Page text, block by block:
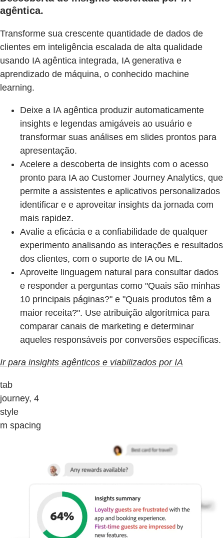
agêntica.
Transforme sua crescente quantidade de dados de
clientes em inteligência escalada de alta qualidade
usando IA agêntica integrada, IA generativa e
aprendizado de máquina, o conhecido machine
learning.
Deixe a IA agêntica produzir automaticamente
insights e legendas amigáveis ao usuário e
transformar suas análises em slides prontos para
apresentação.
Acelere a descoberta de insights com o acesso
pronto para IA ao Customer Journey Analytics, que
permite a assistentes e aplicativos personalizados
identificar e e aproveitar insights da jornada com
mais rapidez.
Avalie a eficácia e a confiabilidade de qualquer
experimento analisando as interações e resultados
dos clientes, com o suporte de IA ou ML.
Aproveite linguagem natural para consultar dados
e responder a perguntas como "Quais são minhas
10 principais páginas?" e "Quais produtos têm a
maior receita?". Use atribuição algorítmica para
comparar canais de marketing e determinar
aqueles responsáveis por conversões específicas.
Ir para insights agênticos e viabilizados por IA
tab
journey, 4
style
m spacing